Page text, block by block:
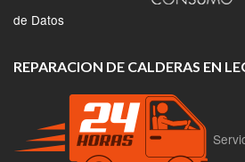
de Datos
REPARACION DE CALDERAS EN